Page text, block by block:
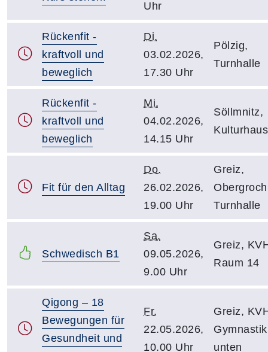
Uhr
Rückenfit -
kraftvoll und
beweglich
Di.
03.02.2026,
17.30 Uhr
Pölzig,
Turnhalle
Rückenfit -
kraftvoll und
beweglich
Mi.
04.02.2026,
14.15 Uhr
Söllmnitz,
Kulturhaus
Fit für den Alltag
Do.
26.02.2026,
19.00 Uhr
Greiz,
Turnhalle
Schwedisch B1
Sa.
09.05.2026,
9.00 Uhr
Greiz,
Raum 14
Qigong – 18
Bewegungen für
Gesundheit und
Fr.
22.05.2026,
10.00 Uhr
Greiz,
unten